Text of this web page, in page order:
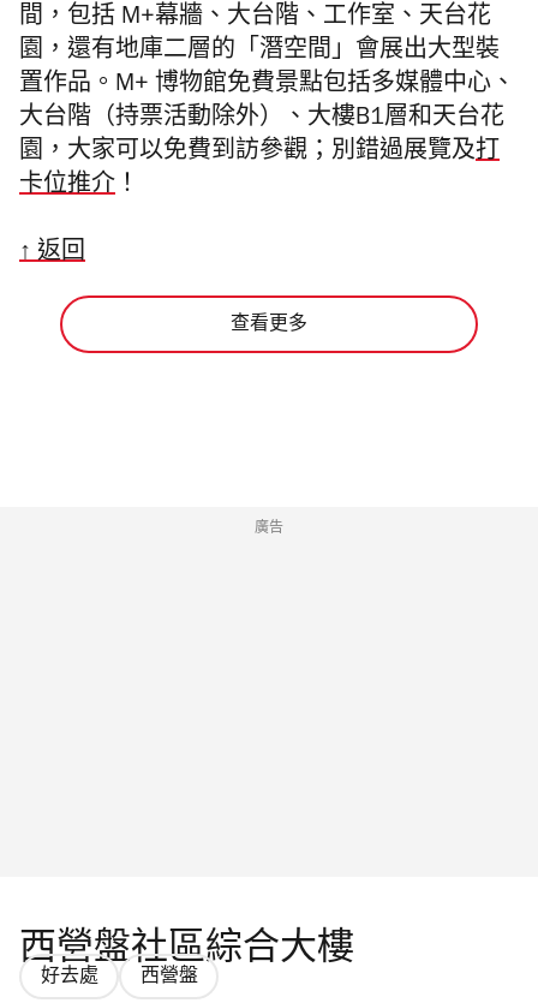
間，包括 M+幕牆、大台階、工作室、天台花
園，還有地庫二層的「潛空間」會展出大型裝
置作品。M+ 博物館免費景點包括多媒體中心、
大台階（持票活動除外）、大樓B1層和天台花
園，大家可以免費到訪參觀；別錯過展覽及打
卡位推介 ！
↑ 返回
查看更多
廣告
西營盤社區綜合大樓
好去處 西營盤